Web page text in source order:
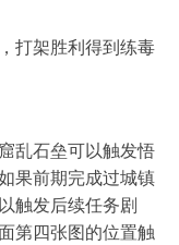
打架胜利得到练毒
乱石垒可以触发悟
果前期完成过城镇
触发后续任务剧
第四张图的位置触